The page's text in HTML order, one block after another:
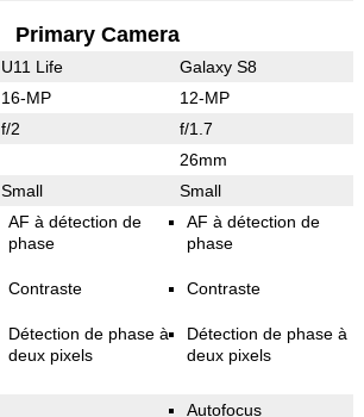
Primary Camera
U11 Life Galaxy S8
16-MP 12-MP
f/2 f/1.7
26mm
Small Small
AF à détection de
phase
Contraste
Détection de phase à
deux pixels
AF à détection de
phase
Contraste
Détection de phase à
deux pixels
Autofocus